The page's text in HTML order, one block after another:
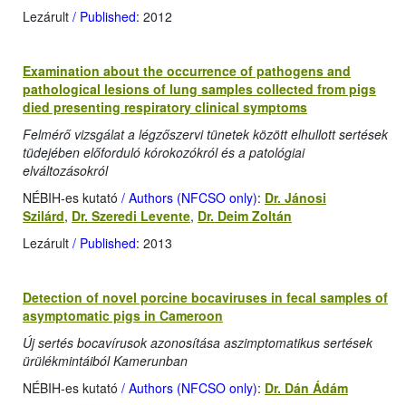
Lezárult / Published: 2012
Examination about the occurrence of pathogens and
pathological lesions of lung samples collected from pigs
died presenting respiratory clinical symptoms
Felmérő vizsgálat a légzőszervi tünetek között elhullott sertések
tüdejében előforduló kórokozókról és a patológiai
elváltozásokról
NÉBIH-es kutató / Authors (NFCSO only): Dr. Jánosi
Szilárd, Dr. Szeredi Levente, Dr. Deim Zoltán
Lezárult / Published: 2013
Detection of novel porcine bocaviruses in fecal samples of
asymptomatic pigs in Cameroon
Új sertés bocavírusok azonosítása aszimptomatikus sertések
ürülékmintáiból Kamerunban
NÉBIH-es kutató / Authors (NFCSO only): Dr. Dán Ádám